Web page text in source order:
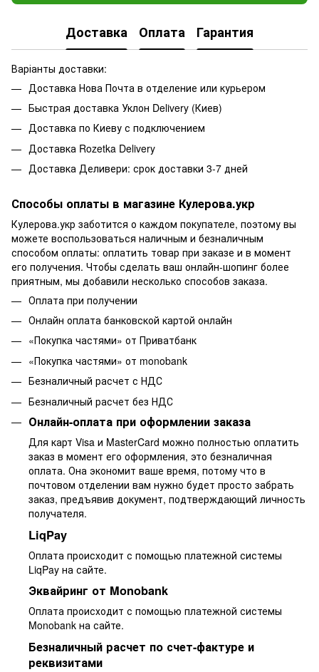
Доставка Оплата Гарантия
Варіанты доставки:
Доставка Нова Почта в отделение или курьером
Быстрая доставка Уклон Delivery (Киев)
Доставка по Киеву с подключением
Доставка Rozetka Delivery
Доставка Деливери: срок доставки 3-7 дней
Способы оплаты в магазине Кулерова.укр
Кулерова.укр заботится о каждом покупателе, поэтому вы
можете воспользоваться наличным и безналичным
способом оплаты: оплатить товар при заказе и в момент
его получения. Чтобы сделать ваш онлайн-шопинг более
приятным, мы добавили несколько способов заказа.
Оплата при получении
Онлайн оплата банковской картой онлайн
«Покупка частями» от Приватбанк
«Покупка частями» от monobank
Безналичный расчет с НДС
Безналичный расчет без НДС
Онлайн-оплата при оформлении заказа
Для карт Visa и MasterCard можно полностью оплатить
заказ в момент его оформления, это безналичная
оплата. Она экономит ваше время, потому что в
почтовом отделении вам нужно будет просто забрать
заказ, предъявив документ, подтверждающий личность
получателя.
LiqPay
Оплата происходит с помощью платежной системы
LiqPay на сайте.
Эквайринг от Monobank
Оплата происходит с помощью платежной системы
Monobank на сайте.
Безналичный расчет по счет-фактуре и
реквизитами